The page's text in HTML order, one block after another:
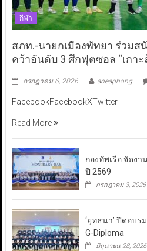
กีฬา
สภท.-นายกเมืองพัทยา ร่วมส
คว้าอันดับ 3 ศึกฟุตซอล “เกา
กรกฎาคม 6, 2026 aneaphong
FacebookFacebookXTwitter
Read More
กองทัพเรือ จัดง
ปี 2569
กรกฎาคม 3, 2026
‘ยุทธนา’ ปิดอบ
G-Diploma
มิถุนายน 28, 2026